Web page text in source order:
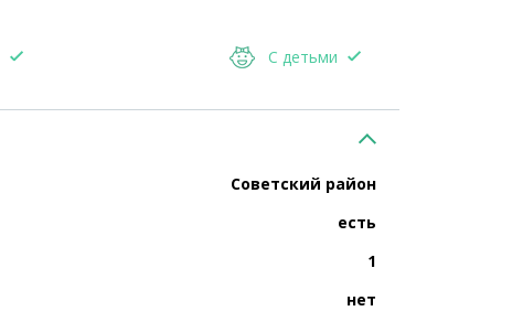
С детьми
Советский район
есть
1
нет